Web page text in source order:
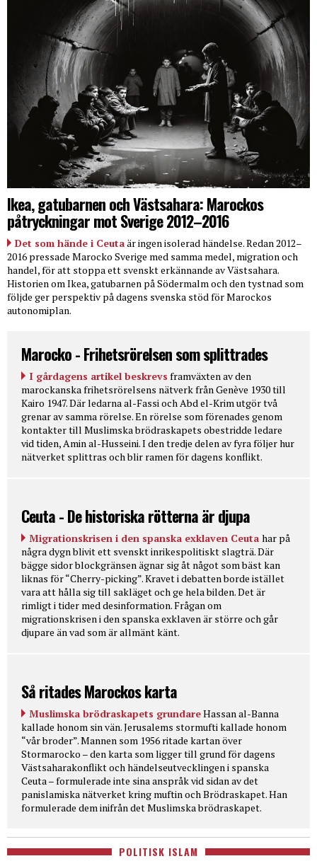
Ikea, gatubarnen och Västsahara: Marockos
påtryckningar mot Sverige 2012–2016
Det som hände i Ceutaär ingen isolerad händelse. Redan 2012–
2016 pressade Marocko Sverige med samma medel, migration och
handel, för att stoppa ett svenskt erkännande av Västsahara.
Historien om Ikea, gatubarnen på Södermalm och den tystnad som
följde ger perspektiv på dagens svenska stöd för Marockos
autonomiplan.
Marocko - Frihetsrörelsen som splittrades
I gårdagens artikel beskrevs framväxten av den
marockanska frihetsrörelsens nätverk från Genève 1930 till
Kairo 1947. Där ledarna al-Fassi och Abd el-Krim utgör två
grenar av samma rörelse. En rörelse som förenades genom
kontakter till Muslimska brödraskapets obestridde ledare
vid tiden, Amin al-Husseini. I den tredje delen av fyra följer hur
nätverket splittras och blir ramen för dagens konflikt.
Ceuta - De historiska rötterna är djupa
Migrationskrisen i den spanska exklaven Ceuta har på
några dygn blivit ett svenskt inrikespolitiskt slagträ. Där
bägge sidor blockgränsen ägnar sig åt något som bäst kan
liknas för “Cherry-picking”. Kravet i debatten borde istället
vara att hålla sig till sakläget och ge hela bilden. Det är
rimligt i tider med desinformation. Frågan om
migrationskrisen i den spanska exklaven är större och går
djupare än vad som är allmänt känt.
Så ritades Marockos karta
Muslimska brödraskapets grundareHassan al-Banna
kallade honom sin vän. Jerusalems stormufti kallade honom
“vår broder”. Mannen som 1956 ritade kartan över
Stormarocko – den karta som ligger till grund för dagens
Västsaharakonflikt och händelseutvecklingen i spanska
Ceuta – formulerade inte sina anspråk vid sidan av det
panislamiska nätverket kring muftin och Brödraskapet. Han
formulerade dem inifrån det Muslimska brödraskapet.
POLITISK ISLAM